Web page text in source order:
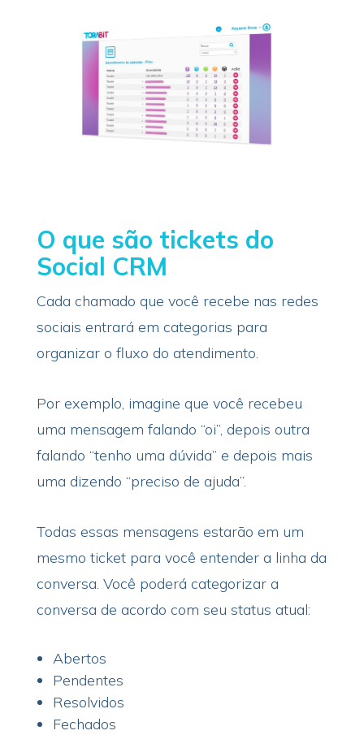
O que são tickets do
Social CRM
Cada chamado que você recebe nas redes
sociais entrará em categorias para
organizar o fluxo do atendimento.
Por exemplo, imagine que você recebeu
uma mensagem falando “oi”, depois outra
falando “tenho uma dúvida” e depois mais
uma dizendo “preciso de ajuda”.
Todas essas mensagens estarão em um
mesmo ticket para você entender a linha da
conversa. Você poderá categorizar a
conversa de acordo com seu status atual:
Abertos
Pendentes
Resolvidos
Fechados